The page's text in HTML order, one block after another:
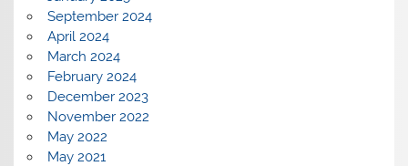
September 2024
April 2024
March 2024
February 2024
December 2023
November 2022
May 2022
May 2021